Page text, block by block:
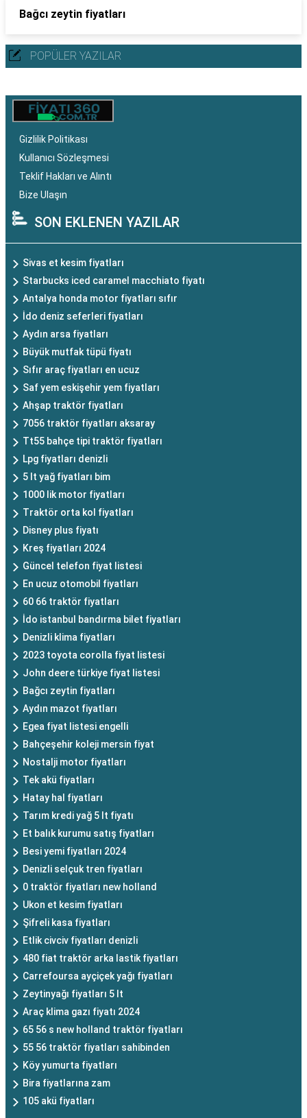
Bağcı zeytin fiyatları
POPÜLER YAZILAR
Gizlilik Politikası
Kullanıcı Sözleşmesi
Teklif Hakları ve Alıntı
Bize Ulaşın
SON EKLENEN YAZILAR
Sivas et kesim fiyatları
Starbucks iced caramel macchiato fiyatı
Antalya honda motor fiyatları sıfır
İdo deniz seferleri fiyatları
Aydın arsa fiyatları
Büyük mutfak tüpü fiyatı
Sıfır araç fiyatları en ucuz
Saf yem eskişehir yem fiyatları
Ahşap traktör fiyatları
7056 traktör fiyatları aksaray
Tt55 bahçe tipi traktör fiyatları
Lpg fiyatları denizli
5 lt yağ fiyatları bim
1000 lik motor fiyatları
Traktör orta kol fiyatları
Disney plus fiyatı
Kreş fiyatları 2024
Güncel telefon fiyat listesi
En ucuz otomobil fiyatları
60 66 traktör fiyatları
İdo istanbul bandırma bilet fiyatları
Denizli klima fiyatları
2023 toyota corolla fiyat listesi
John deere türkiye fiyat listesi
Bağcı zeytin fiyatları
Aydın mazot fiyatları
Egea fiyat listesi engelli
Bahçeşehir koleji mersin fiyat
Nostalji motor fiyatları
Tek akü fiyatları
Hatay hal fiyatları
Tarım kredi yağ 5 lt fiyatı
Et balık kurumu satış fiyatları
Besi yemi fiyatları 2024
Denizli selçuk tren fiyatları
0 traktör fiyatları new holland
Ukon et kesim fiyatları
Şifreli kasa fiyatları
Etlik civciv fiyatları denizli
480 fiat traktör arka lastik fiyatları
Carrefoursa ayçiçek yağı fiyatları
Zeytinyağı fiyatları 5 lt
Araç klima gazı fiyatı 2024
65 56 s new holland traktör fiyatları
55 56 traktör fiyatları sahibinden
Köy yumurta fiyatları
Bira fiyatlarına zam
105 akü fiyatları